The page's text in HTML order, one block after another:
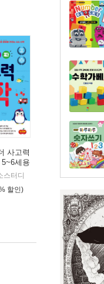
사고력
세용
스터디
할인)